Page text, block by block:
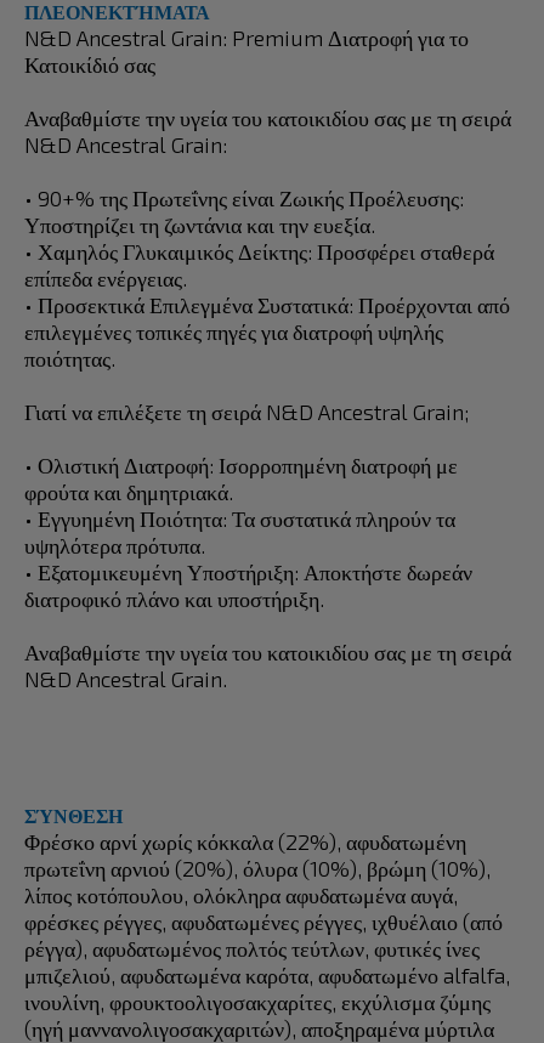
ΠΛΕΟΝΕΚΤΉΜΑΤΑ
N&D Ancestral Grain: Premium Διατροφή για το
Κατοικίδιό σας
Αναβαθμίστε την υγεία του κατοικιδίου σας με τη σειρά
N&D Ancestral Grain:
• 90+% της Πρωτεΐνης είναι Ζωικής Προέλευσης:
Υποστηρίζει τη ζωντάνια και την ευεξία.
• Χαμηλός Γλυκαιμικός Δείκτης: Προσφέρει σταθερά
επίπεδα ενέργειας.
• Προσεκτικά Επιλεγμένα Συστατικά: Προέρχονται από
επιλεγμένες τοπικές πηγές για διατροφή υψηλής
ποιότητας.
Γιατί να επιλέξετε τη σειρά N&D Ancestral Grain;
• Ολιστική Διατροφή: Ισορροπημένη διατροφή με
φρούτα και δημητριακά.
• Εγγυημένη Ποιότητα: Τα συστατικά πληρούν τα
υψηλότερα πρότυπα.
• Εξατομικευμένη Υποστήριξη: Αποκτήστε δωρεάν
διατροφικό πλάνο και υποστήριξη.
Αναβαθμίστε την υγεία του κατοικιδίου σας με τη σειρά
N&D Ancestral Grain.
ΣΎΝΘΕΣΗ
Φρέσκο αρνί χωρίς κόκκαλα (22%), αφυδατωμένη
πρωτεΐνη αρνιού (20%), όλυρα (10%), βρώμη (10%),
λίπος κοτόπουλου, ολόκληρα αφυδατωμένα αυγά,
φρέσκες ρέγγες, αφυδατωμένες ρέγγες, ιχθυέλαιο (από
ρέγγα), αφυδατωμένος πολτός τεύτλων, φυτικές ίνες
μπιζελιού, αφυδατωμένα καρότα, αφυδατωμένο alfalfa,
ινουλίνη, φρουκτοολιγοσακχαρίτες, εκχύλισμα ζύμης
(ηγή μαννανολιγοσακχαριτών), αποξηραμένα μύρτιλα